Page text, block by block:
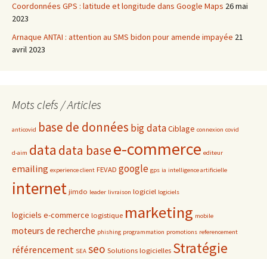
Coordonnées GPS : latitude et longitude dans Google Maps 26 mai
2023
Arnaque ANTAI : attention au SMS bidon pour amende impayée 21
avril 2023
Mots clefs / Articles
anticovid base de données big dataCiblage connexion covid
d-aim data data basee-commerce editeur
emailing experience client FEVAD google gps ia intelligence artificielle
internetjimdo leader livraison logiciel logiciels
logiciels e-commerce logistique marketing mobile
moteurs de recherche phishing programmation promotions referencement
référencement SEA seo Solutions logicielles Stratégie